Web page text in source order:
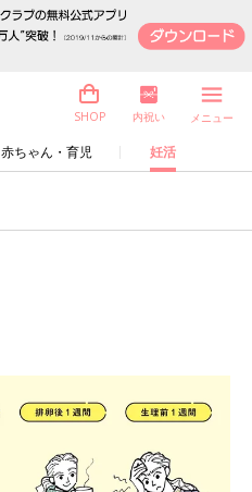
赤ちゃん・育児 妊活
SHOP 内祝い メニュー